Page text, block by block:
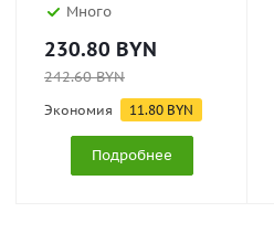
Много
230.80 BYN
242.60BYN
Экономия 11.80 BYN
Подробнее